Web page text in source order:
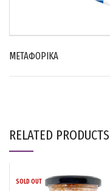
ΜΕΤΑΦΟΡΙΚΑ
RELATED PRODUCTS
SOLD OUT